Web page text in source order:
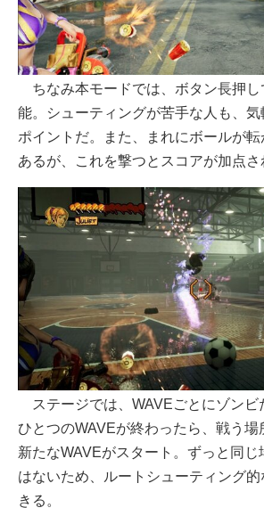
ちなみ本モードでは、ボタン長押し
能。シューティングが苦手な人も、
ポイントだ。また、まれにボールが
あるが、これを撃つとスコアが加点さ
ステージでは、WAVEごとにゾンビ
ひとつのWAVEが終わったら、戦う場
新たなWAVEがスタート。ずっと同
はないため、ルートシューティング
きる。